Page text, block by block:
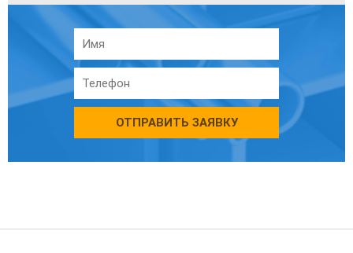
ОТПРАВИТЬ ЗАЯВКУ